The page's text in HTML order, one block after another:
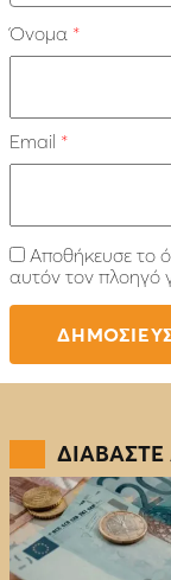
Όνομα *
Email *
Αποθήκευσε το
αυτόν τον πλοηγό